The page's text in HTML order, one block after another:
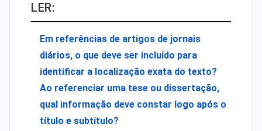
LER:
Em referências de artigos de jornais
diários, o que deve ser incluído para
identificar a localização exata do texto?
Ao referenciar uma tese ou dissertação,
qual informação deve constar logo após o
título e subtítulo?